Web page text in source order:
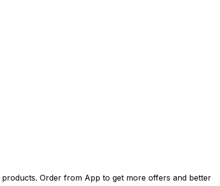
products. Order from App to get more offers and better